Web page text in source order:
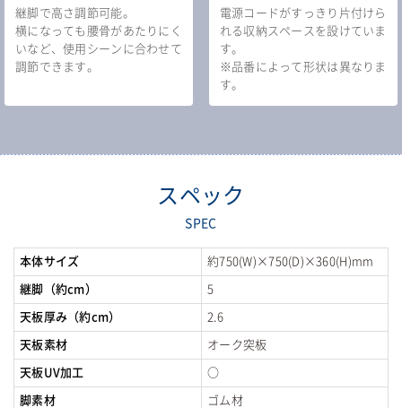
継脚で高さ調節可能。
横になっても腰骨があたりにく
いなど、使用シーンに合わせて
調節できます。
電源コードがすっきり片付けら
れる収納スペースを設けていま
す。
※品番によって形状は異なりま
す。
スペック
SPEC
本体サイズ 約750(W)×750(D)×360(H)mm
継脚（約cm） 5
天板厚み（約cm） 2.6
天板素材 オーク突板
天板UV加工 ○
脚素材 ゴム材